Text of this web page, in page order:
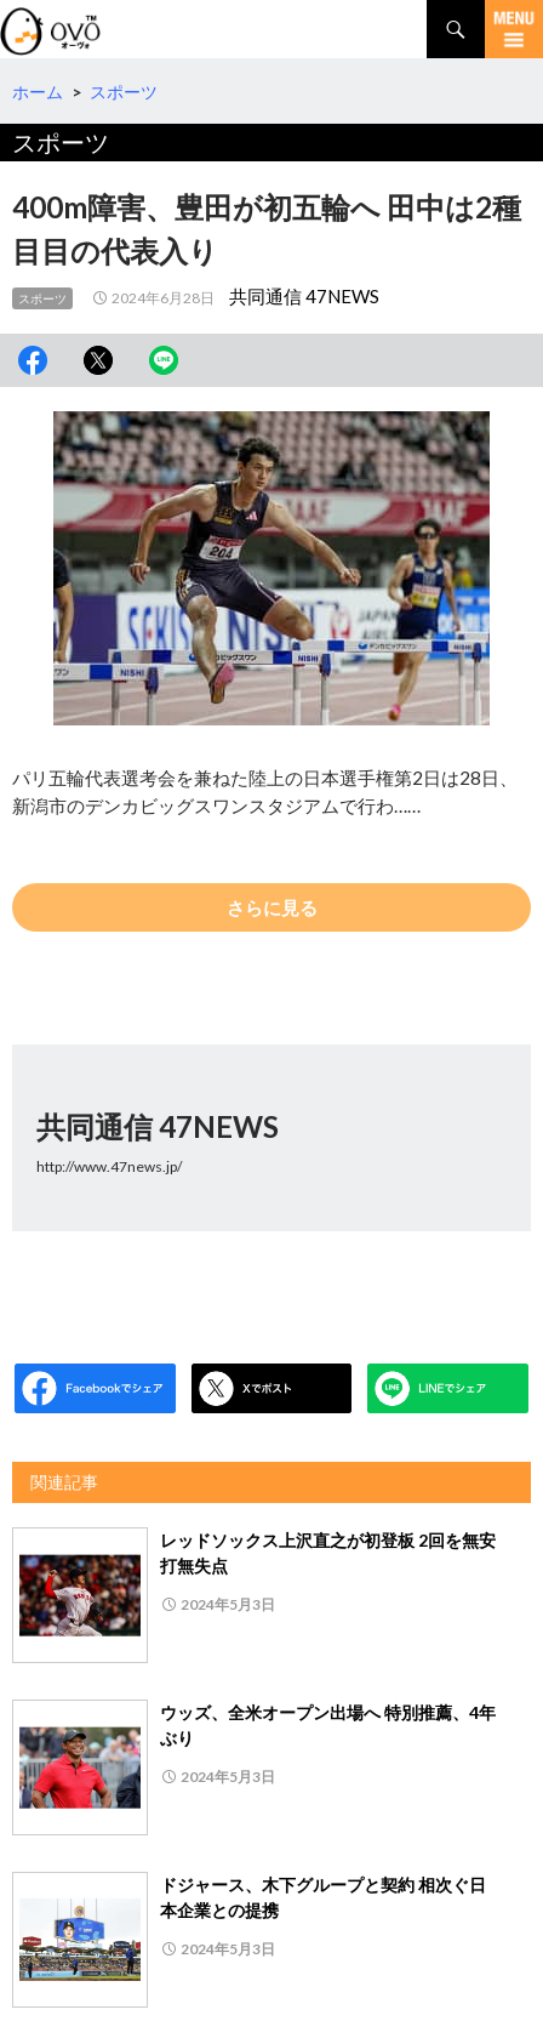
検
索
コ
テ
へ
動
ホーム > スポーツ
スポーツ
400m障害、豊田が初五輪へ 田中は2種
目目の代表入り
スポーツ 2024年6月28日 共同通信 47NEWS
パリ五輪代表選考会を兼ねた陸上の日本選手権第2日は28日、
新潟市のデンカビッグスワンスタジアムで行わ……
さらに見る
共同通信 47NEWS
http://www.47news.jp/
関連記事
レッドソックス上沢直之が初登板 2回を無安
打無失点
2024年5月3日
ウッズ、全米オープン出場へ 特別推薦、4年
ぶり
2024年5月3日
ドジャース、木下グループと契約 相次ぐ日
本企業との提携
2024年5月3日